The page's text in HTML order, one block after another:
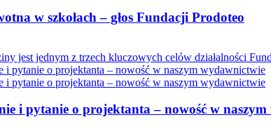
w szkołach – głos Fundacji Prodoteo
jest jednym z trzech kluczowych celów działalności
i pytanie o projektanta – nowość w